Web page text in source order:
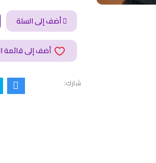
أضف إلى السلة
شارك: